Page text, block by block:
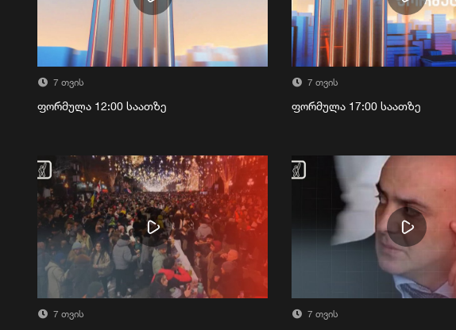
7 თვის
ფორმულა 12:00 საათზე
7 თვის
ფორმულა 17:00 საათზე
7 თვის 7 თვის